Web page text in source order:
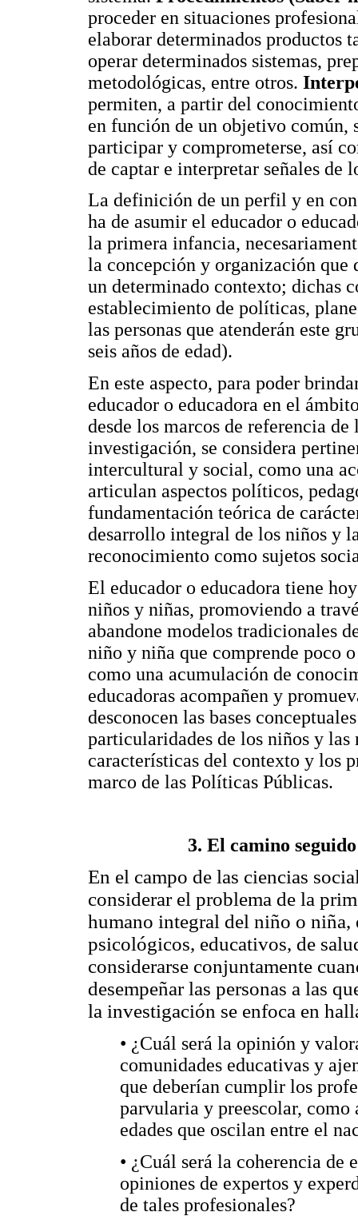
proceder en situaciones
elaborar determinados productos
operar determinados sistemas,
metodológicas, entre otros.
permiten, a partir del
en función de un objetivo común,
participar y comprometerse, así
de captar e interpretar señales de
La definición de un perfil y en
ha de asumir el educador o
la primera infancia,
la concepción y organización que
un determinado contexto; dichas
establecimiento de políticas,
las personas que atenderán este
seis años de edad).
En este aspecto, para poder
educador o educadora en el
desde los marcos de referencia
investigación, se considera
intercultural y social, como una
articulan aspectos políticos,
fundamentación teórica de
desarrollo integral de los niños y
reconocimiento como sujetos
El educador o educadora tiene
niños y niñas, promoviendo a
abandone modelos tradicionales
niño y niña que comprende poco
como una acumulación de
educadoras acompañen y
desconocen las bases
particularidades de los niños y las
características del contexto y los
marco de las Políticas Públicas.
3. El camino
En el campo de las ciencias
considerar el problema de la
humano integral del niño o niña,
psicológicos, educativos, de
considerarse conjuntamente
desempeñar las personas a las
la investigación se enfoca en
• ¿Cuál será la opinión y
comunidades educativas y
que deberían cumplir los
parvularia y preescolar, como
edades que oscilan entre el
• ¿Cuál será la coherencia de
opiniones de expertos y
de tales profesionales?